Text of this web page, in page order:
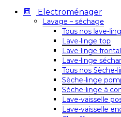
Electroménager
Lavage – séchage
Tous nos lave-
Lave-linge top
Lave-linge frontal
Lave-linge
Tous nos Sèche-
Sèche-linge
Sèche-linge à
Lave-vaisselle
Lave-vaisselle